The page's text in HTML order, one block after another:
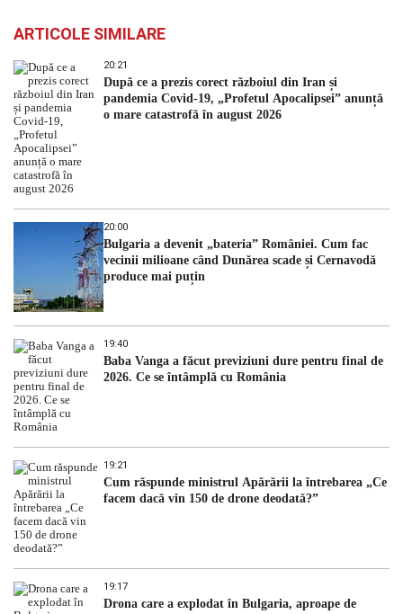
ARTICOLE SIMILARE
20:21
După ce a prezis corect războiul din Iran și
pandemia Covid-19, „Profetul Apocalipsei” anunță
o mare catastrofă în august 2026
20:00
Bulgaria a devenit „bateria” României. Cum fac
vecinii milioane când Dunărea scade și Cernavodă
produce mai puțin
19:40
Baba Vanga a făcut previziuni dure pentru final de
2026. Ce se întâmplă cu România
19:21
Cum răspunde ministrul Apărării la întrebarea „Ce
facem dacă vin 150 de drone deodată?”
19:17
Drona care a explodat în Bulgaria, aproape de